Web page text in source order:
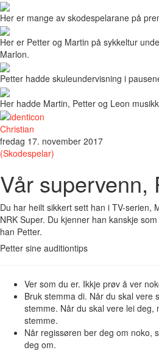
Her er mange av skodespelarane på
Her er Petter og Martin på sykkeltur
Marlon.
Petter hadde skuleundervisning i
Her hadde Martin, Petter og Leon
Christian
fredag 17. november 2017
(Skodespelar)
Vår supervenn,
Du har heilt sikkert sett han i TV-serien,
NRK Super. Du kjenner han kanskje
han Petter.
Petter sine auditiontips
Ver som du er. Ikkje prøv å ver
Bruk stemma di. Når du skal vere
stemme. Når du skal vere lei deg,
stemme.
Når regissøren ber deg om noko,
deg om.